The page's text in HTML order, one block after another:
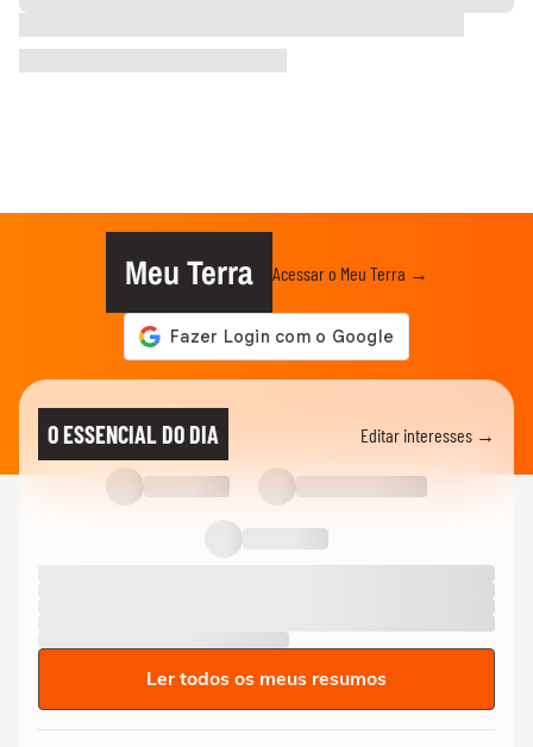
Meu Terra Acessar o Meu Terra →
O ESSENCIAL DO DIA Editar interesses →
Ler todos os meus resumos